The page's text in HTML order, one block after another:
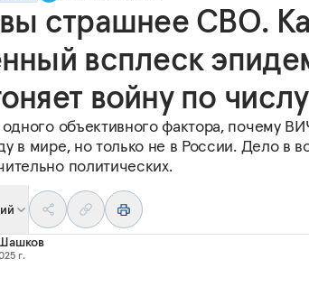
страшнее СВО.
всплеск
войну по
объективного фактора, почему
в мире, но только не в России. Дело в
политических.
г.